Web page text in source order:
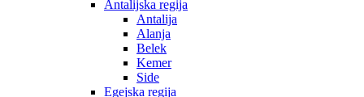
Antalijska regija
Antalija
Alanja
Belek
Kemer
Side
Egejska regija